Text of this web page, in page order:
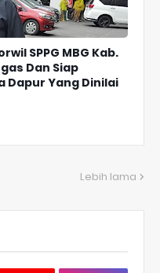
SPPG MBG Kab.
Dan Siap
Dapur Yang Dinilai
Lebih lama